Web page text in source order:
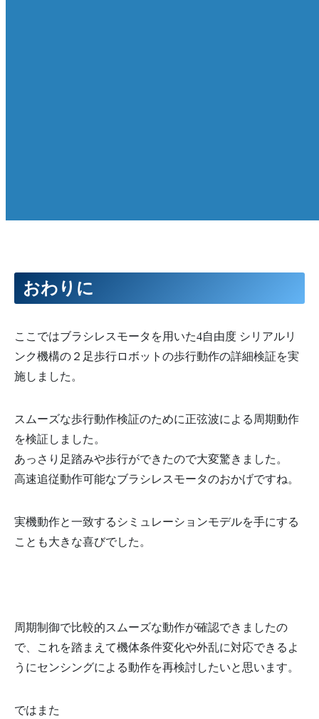
おわりに
ここではブラシレスモータを用いた4自由度 シリアルリ
ンク機構の２足歩行ロボットの歩行動作の詳細検証を実
施しました。
スムーズな歩行動作検証のために正弦波による周期動作
を検証しました。
あっさり足踏みや歩行ができたので大変驚きました。
高速追従動作可能なブラシレスモータのおかげですね。
実機動作と一致するシミュレーションモデルを手にする
ことも大きな喜びでした。
周期制御で比較的スムーズな動作が確認できましたの
で、これを踏まえて機体条件変化や外乱に対応できるよ
うにセンシングによる動作を再検討したいと思います。
ではまた